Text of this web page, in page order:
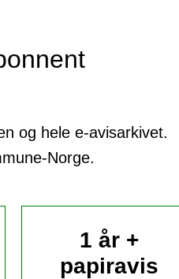
og hele e-avisarkivet.
Norge.
1 år +
papiravis